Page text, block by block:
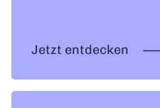
Jetzt entdecken